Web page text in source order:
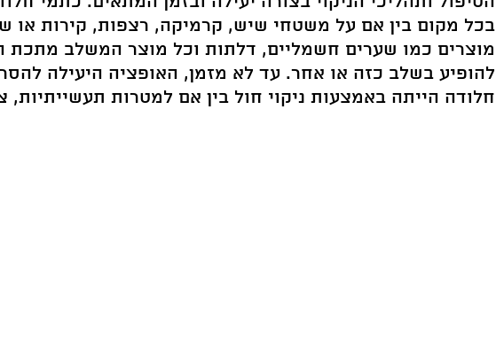
בכל מקום בין אם על משטחי שיש, קרמיקה, רצפות, קירות או
מוצרים כמו שערים חשמליים, דלתות וכל מוצר המשלב מתכת
להופיע בשלב כזה או אחר. עד לא מזמן, האופציה היעילה
חלודה הייתה באמצעות ניקוי חול בין אם למטרות תעשייתיות,